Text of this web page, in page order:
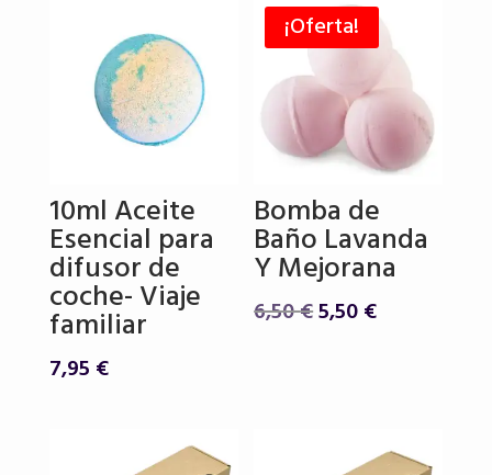
era:
6,50 €.
es:
5,50 €.
10ml Aceite
Esencial para
difusor de
coche- Viaje
familiar
7,95 €
¡Oferta!
Bomba de
Baño Lavanda
Y Mejorana
6,50€El
5,50€El